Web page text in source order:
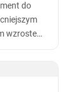
do
wzrostem
mogą